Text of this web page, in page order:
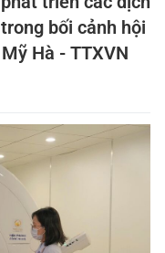
bối cảnh hội
Hà - TTXVN